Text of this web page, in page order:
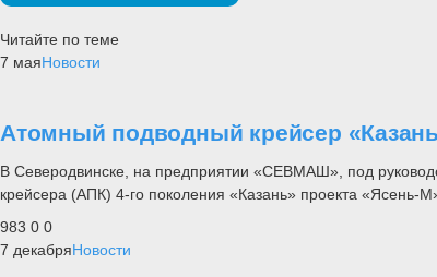
Читайте по теме
7 маяНовости
Атомный подводный крейсер
В Северодвинске, на предприятии «СЕВМАШ», под
крейсера (АПК) 4-го поколения «Казань» проекта «Ясень-
983 0 0
7 декабряНовости